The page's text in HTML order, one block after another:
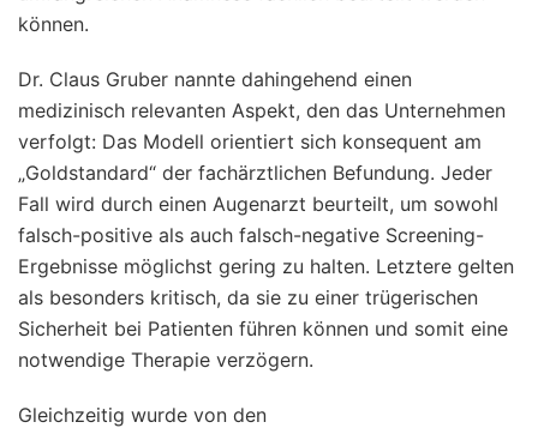
können.
Dr. Claus Gruber nannte dahingehend einen
medizinisch relevanten Aspekt, den das Unternehmen
verfolgt: Das Modell orientiert sich konsequent am
„Goldstandard“ der fachärztlichen Befundung. Jeder
Fall wird durch einen Augenarzt beurteilt, um sowohl
falsch-positive als auch falsch-negative Screening-
Ergebnisse möglichst gering zu halten. Letztere gelten
als besonders kritisch, da sie zu einer trügerischen
Sicherheit bei Patienten führen können und somit eine
notwendige Therapie verzögern.
Gleichzeitig wurde von den